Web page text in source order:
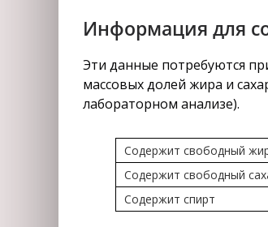
Информация для
Эти данные потребуются
массовых долей жира и
лабораторном анализе).
Содержит свободный
Содержит свободный
Содержит спирт